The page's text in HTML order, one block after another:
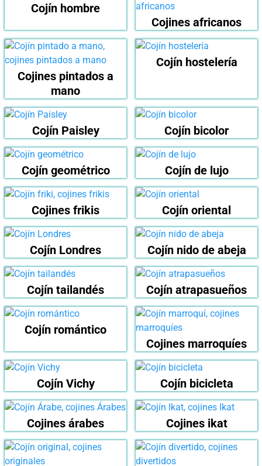
Cojín hombre
Cojines africanos
Cojines pintados a
mano
Cojín hostelería
Cojín Paisley Cojín bicolor
Cojín geométrico Cojín de lujo
Cojines frikis Cojín oriental
Cojín Londres Cojín nido de abeja
Cojín tailandés Cojín atrapasueños
Cojín romántico
Cojines marroquíes
Cojín Vichy Cojín bicicleta
Cojines árabes Cojines ikat